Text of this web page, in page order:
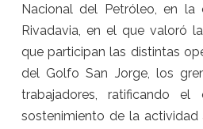
Nacional del Petróleo, en la
Rivadavia, en el que valoró
que participan las distintas
del Golfo San Jorge, los
trabajadores, ratificando
sostenimiento de la actividad